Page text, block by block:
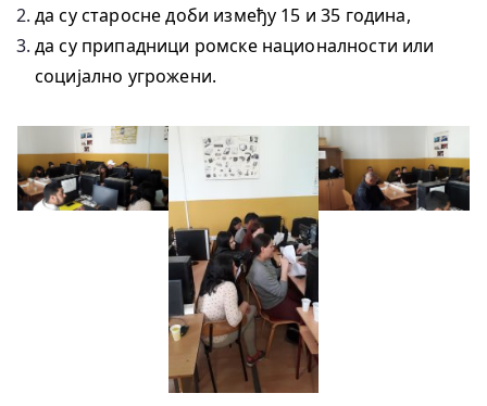
да су старосне доби између 15 и 35 година,
да су припадници ромске националности или
социјално угрожени.